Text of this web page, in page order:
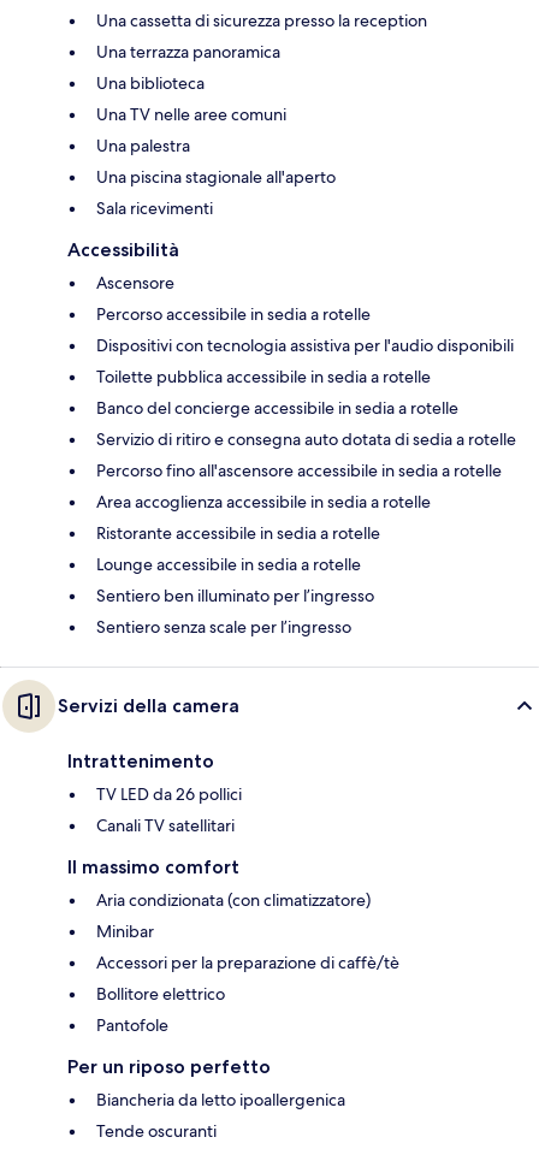
Una cassetta di sicurezza presso la reception
Una terrazza panoramica
Una biblioteca
Una TV nelle aree comuni
Una palestra
Una piscina stagionale all'aperto
Sala ricevimenti
Accessibilità
Ascensore
Percorso accessibile in sedia a rotelle
Dispositivi con tecnologia assistiva per l'audio disponibili
Toilette pubblica accessibile in sedia a rotelle
Banco del concierge accessibile in sedia a rotelle
Servizio di ritiro e consegna auto dotata di sedia a rotelle
Percorso fino all'ascensore accessibile in sedia a rotelle
Area accoglienza accessibile in sedia a rotelle
Ristorante accessibile in sedia a rotelle
Lounge accessibile in sedia a rotelle
Sentiero ben illuminato per l’ingresso
Sentiero senza scale per l’ingresso
Servizi della camera
Intrattenimento
TV LED da 26 pollici
Canali TV satellitari
Il massimo comfort
Aria condizionata (con climatizzatore)
Minibar
Accessori per la preparazione di caffè/tè
Bollitore elettrico
Pantofole
Per un riposo perfetto
Biancheria da letto ipoallergenica
Tende oscuranti